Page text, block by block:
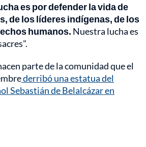
es por defender la vida de
de los líderes indígenas, de los
humanos. Nuestra lucha es
parte de la comunidad que el
derribó una estatua del
Sebastián de Belalcázar en